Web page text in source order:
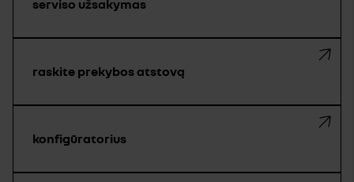
serviso užsakymas
raskite prekybos atstovą
konfigūratorius